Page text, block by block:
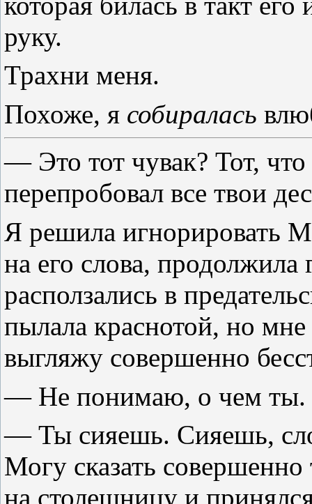
руку.
Трахни меня.
Похоже, я собиралась
— Это тот чувак? Тот,
перепробовал все твои
Я решила игнорировать
на его слова, продолжила
расползались в
пылала краснотой, но
выгляжу совершенно
— Не понимаю, о чем ты.
— Ты сияешь. Сияешь,
Могу сказать
на столешницу и